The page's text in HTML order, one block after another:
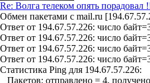
Re: Волга телеком опять порадовал
Обмен пакетами с mail.ru
Ответ от 194.67.57.226: число
Ответ от 194.67.57.226: число
Ответ от 194.67.57.226: число
Ответ от 194.67.57.226: число
Статистика Ping для 194.67.57.226:
Пакетов: отправлено = 4,